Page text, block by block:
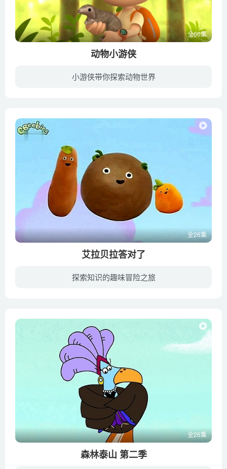
全60集
动物小游侠
小游侠带你探索动物世界
全26集
艾拉贝拉答对了
探索知识的趣味冒险之旅
全26集
森林泰山 第二季